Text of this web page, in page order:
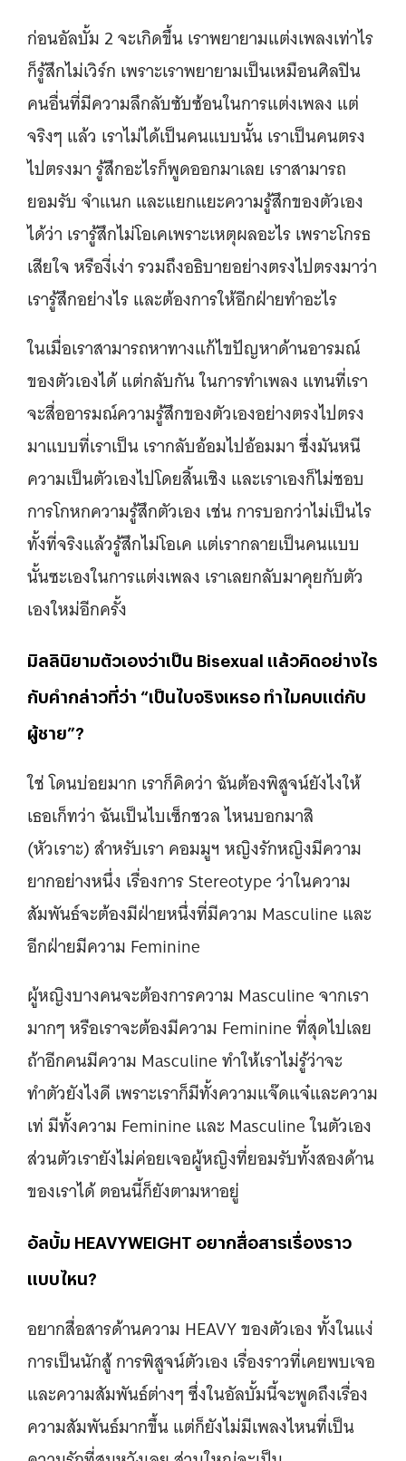
ก่อนอัลบั้ม 2 จะเกิดขึ้น เราพยายามแต่งเพลงเท่าไร
ก็รู้สึกไม่เวิร์ก เพราะเราพยายามเป็นเหมือนศิลปิน
คนอื่นที่มีความลึกลับซับซ้อนในการแต่งเพลง แต่
จริงๆ แล้ว เราไม่ได้เป็นคนแบบนั้น เราเป็นคนตรง
ไปตรงมา รู้สึกอะไรก็พูดออกมาเลย เราสามารถ
ยอมรับ จำแนก และแยกแยะความรู้สึกของตัวเอง
ได้ว่า เรารู้สึกไม่โอเคเพราะเหตุผลอะไร เพราะโกรธ
เสียใจ หรืองี่เง่า รวมถึงอธิบายอย่างตรงไปตรงมาว่า
เรารู้สึกอย่างไร และต้องการให้อีกฝ่ายทำอะไร
ในเมื่อเราสามารถหาทางแก้ไขปัญหาด้านอารมณ์
ของตัวเองได้ แต่กลับกัน ในการทำเพลง แทนที่เรา
จะสื่ออารมณ์ความรู้สึกของตัวเองอย่างตรงไปตรง
มาแบบที่เราเป็น เรากลับอ้อมไปอ้อมมา ซึ่งมันหนี
ความเป็นตัวเองไปโดยสิ้นเชิง และเราเองก็ไม่ชอบ
การโกหกความรู้สึกตัวเอง เช่น การบอกว่าไม่เป็นไร
ทั้งที่จริงแล้วรู้สึกไม่โอเค แต่เรากลายเป็นคนแบบ
นั้นซะเองในการแต่งเพลง เราเลยกลับมาคุยกับตัว
เองใหม่อีกครั้ง
มิลลินิยามตัวเองว่าเป็น Bisexual แล้วคิดอย่างไร
กับคำกล่าวที่ว่า “เป็นไบจริงเหรอ ทำไมคบแต่กับ
ผู้ชาย”?
ใช่ โดนบ่อยมาก เราก็คิดว่า ฉันต้องพิสูจน์ยังไงให้
เธอเก็ทว่า ฉันเป็นไบเซ็กชวล ไหนบอกมาสิ
(หัวเราะ) สำหรับเรา คอมมูฯ หญิงรักหญิงมีความ
ยากอย่างหนึ่ง เรื่องการ Stereotype ว่าในความ
สัมพันธ์จะต้องมีฝ่ายหนึ่งที่มีความ Masculine และ
อีกฝ่ายมีความ Feminine
ผู้หญิงบางคนจะต้องการความ Masculine จากเรา
มากๆ หรือเราจะต้องมีความ Feminine ที่สุดไปเลย
ถ้าอีกคนมีความ Masculine ทําให้เราไม่รู้ว่าจะ
ทำตัวยังไงดี เพราะเราก็มีทั้งความแจ๊ดแจ๋และความ
เท่ มีทั้งความ Feminine และ Masculine ในตัวเอง
ส่วนตัวเรายังไม่ค่อยเจอผู้หญิงที่ยอมรับทั้งสองด้าน
ของเราได้ ตอนนี้ก็ยังตามหาอยู่
อัลบั้ม HEAVYWEIGHT อยากสื่อสารเรื่องราว
แบบไหน?
อยากสื่อสารด้านความ HEAVY ของตัวเอง ทั้งในแง่
การเป็นนักสู้ การพิสูจน์ตัวเอง เรื่องราวที่เคยพบเจอ
และความสัมพันธ์ต่างๆ ซึ่งในอัลบั้มนี้จะพูดถึงเรื่อง
ความสัมพันธ์มากขึ้น แต่ก็ยังไม่มีเพลงไหนที่เป็น